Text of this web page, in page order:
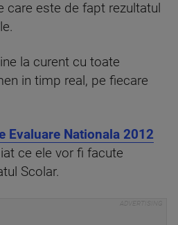
care este de fapt rezultatul
la curent cu toate
in timp real, pe fiecare
Evaluare Nationala 2012
ce ele vor fi facute
Scolar.